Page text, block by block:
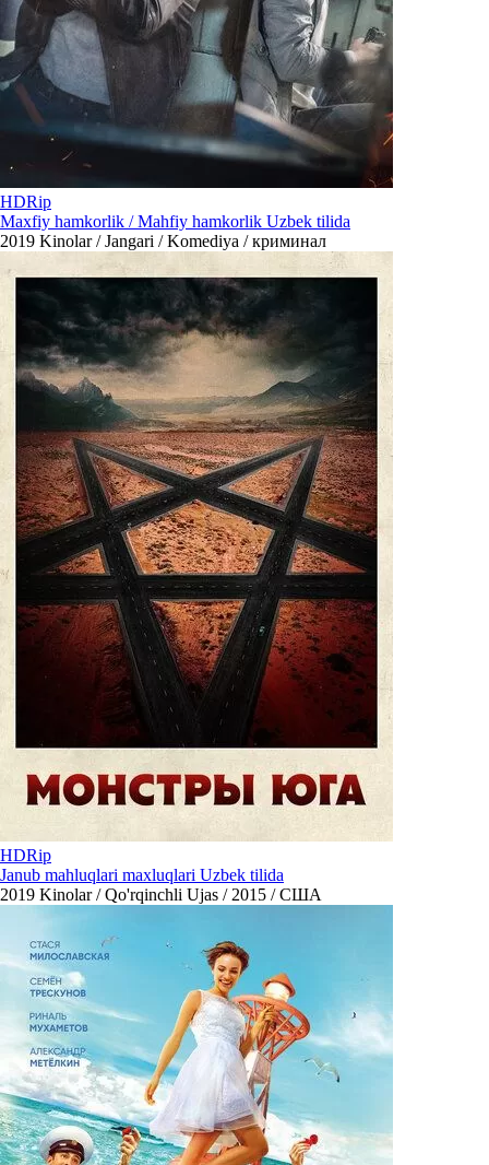
HDRip
Maxfiy hamkorlik / Mahfiy hamkorlik Uzbek tilida
2019 Kinolar / Jangari / Komediya / криминал
HDRip
Janub mahluqlari maxluqlari Uzbek tilida
2019 Kinolar / Qo'rqinchli Ujas / 2015 / США